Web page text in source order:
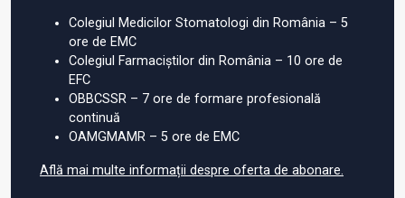
Colegiul Medicilor Stomatologi din România – 5
ore de EMC
Colegiul Farmaciștilor din România – 10 ore de
EFC
OBBCSSR – 7 ore de formare profesională
continuă
OAMGMAMR – 5 ore de EMC
Află mai multe informații despre oferta de abonare.